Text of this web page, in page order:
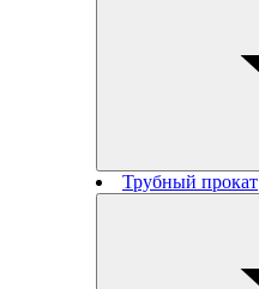
Трубный прокат